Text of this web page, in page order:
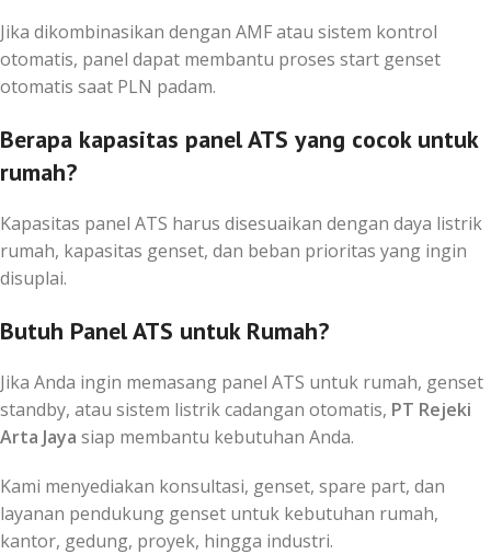
Jika dikombinasikan dengan AMF atau sistem kontrol
otomatis, panel dapat membantu proses start genset
otomatis saat PLN padam.
Berapa kapasitas panel ATS yang cocok untuk
rumah?
Kapasitas panel ATS harus disesuaikan dengan daya listrik
rumah, kapasitas genset, dan beban prioritas yang ingin
disuplai.
Butuh Panel ATS untuk Rumah?
Jika Anda ingin memasang panel ATS untuk rumah, genset
standby, atau sistem listrik cadangan otomatis, PT Rejeki
Arta Jaya siap membantu kebutuhan Anda.
Kami menyediakan konsultasi, genset, spare part, dan
layanan pendukung genset untuk kebutuhan rumah,
kantor, gedung, proyek, hingga industri.